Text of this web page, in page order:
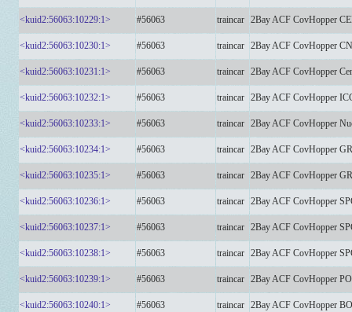
<kuid2:56063:10229:1> #56063 traincar 2Bay ACF CovHopper
<kuid2:56063:10230:1> #56063 traincar 2Bay ACF CovHopper
<kuid2:56063:10231:1> #56063 traincar 2Bay ACF CovHopper
<kuid2:56063:10232:1> #56063 traincar 2Bay ACF CovHopper
<kuid2:56063:10233:1> #56063 traincar 2Bay ACF CovHopper
<kuid2:56063:10234:1> #56063 traincar 2Bay ACF CovHopper
<kuid2:56063:10235:1> #56063 traincar 2Bay ACF CovHopper
<kuid2:56063:10236:1> #56063 traincar 2Bay ACF CovHopper
<kuid2:56063:10237:1> #56063 traincar 2Bay ACF CovHopper
<kuid2:56063:10238:1> #56063 traincar 2Bay ACF CovHopper
<kuid2:56063:10239:1> #56063 traincar 2Bay ACF CovHopper
<kuid2:56063:10240:1> #56063 traincar 2Bay ACF CovHopper